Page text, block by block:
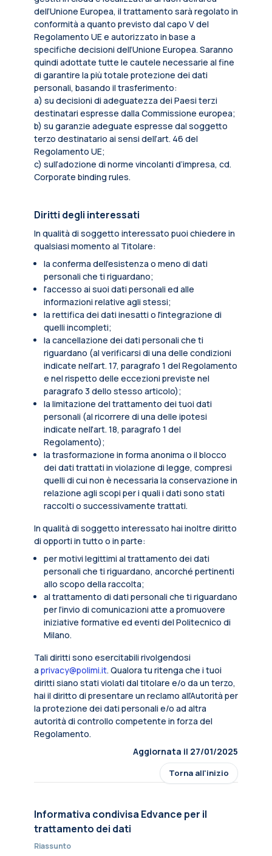
dell’Unione Europea, il trattamento sarà regolato in
conformità a quanto previsto dal capo V del
Regolamento UE e autorizzato in base a
specifiche decisioni dell’Unione Europea. Saranno
quindi adottate tutte le cautele necessarie al fine
di garantire la più totale protezione dei dati
personali, basando il trasferimento:
a) su decisioni di adeguatezza dei Paesi terzi
destinatari espresse dalla Commissione europea;
b) su garanzie adeguate espresse dal soggetto
terzo destinatario ai sensi dell’art. 46 del
Regolamento UE;
c) sull’adozione di norme vincolanti d’impresa, cd.
Corporate binding rules.
Diritti degli interessati
In qualità di soggetto interessato puoi chiedere in
qualsiasi momento al Titolare:
la conferma dell’esistenza o meno di dati
personali che ti riguardano;
l'accesso ai suoi dati personali ed alle
informazioni relative agli stessi;
la rettifica dei dati inesatti o l'integrazione di
quelli incompleti;
la cancellazione dei dati personali che ti
riguardano (al verificarsi di una delle condizioni
indicate nell'art. 17, paragrafo 1 del Regolamento
e nel rispetto delle eccezioni previste nel
paragrafo 3 dello stesso articolo);
la limitazione del trattamento dei tuoi dati
personali (al ricorrere di una delle ipotesi
indicate nell'art. 18, paragrafo 1 del
Regolamento);
la trasformazione in forma anonima o il blocco
dei dati trattati in violazione di legge, compresi
quelli di cui non è necessaria la conservazione in
relazione agli scopi per i quali i dati sono stati
raccolti o successivamente trattati.
In qualità di soggetto interessato hai inoltre diritto
di opporti in tutto o in parte:
per motivi legittimi al trattamento dei dati
personali che ti riguardano, ancorché pertinenti
allo scopo della raccolta;
al trattamento di dati personali che ti riguardano
per l’invio di comunicazioni atte a promuovere
iniziative formative ed eventi del Politecnico di
Milano.
Tali diritti sono esercitabili rivolgendosi
a privacy@polimi.it. Qualora tu ritenga che i tuoi
diritti siano stati violati dal titolare e/o da un terzo,
hai il diritto di presentare un reclamo all’Autorità per
la protezione dei dati personali e/o ad altra
autorità di controllo competente in forza del
Regolamento.
Aggiornata il 27/01/2025
Torna all'inizio
Informativa condivisa Edvance per il
trattamento dei dati
Riassunto